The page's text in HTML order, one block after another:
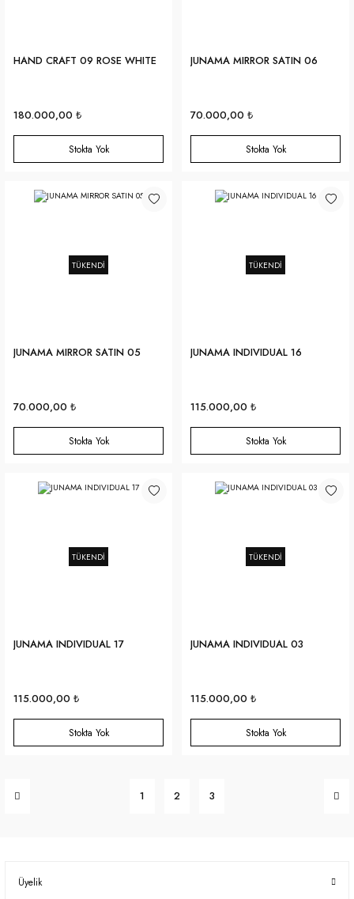
HAND CRAFT 09 ROSE WHITE
180.000,00 ₺
Stokta Yok
JUNAMA MIRROR SATIN 06
70.000,00 ₺
Stokta Yok
TÜKENDİ
JUNAMA MIRROR SATIN 05
70.000,00 ₺
Stokta Yok
TÜKENDİ
JUNAMA INDIVIDUAL 16
115.000,00 ₺
Stokta Yok
TÜKENDİ
JUNAMA INDIVIDUAL 17
115.000,00 ₺
Stokta Yok
TÜKENDİ
JUNAMA INDIVIDUAL 03
115.000,00 ₺
Stokta Yok
1 2 3
Üyelik